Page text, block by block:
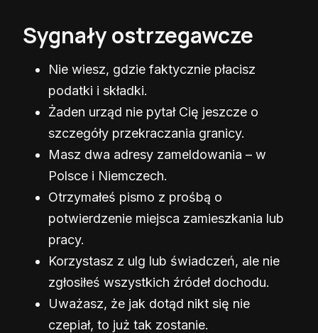
Sygnały ostrzegawcze
Nie wiesz, gdzie faktycznie płacisz
podatki i składki.
Żaden urząd nie pytał Cię jeszcze o
szczegóły przekraczania granicy.
Masz dwa adresy zameldowania – w
Polsce i Niemczech.
Otrzymałeś pismo z prośbą o
potwierdzenie miejsca zamieszkania lub
pracy.
Korzystasz z ulg lub świadczeń, ale nie
zgłosiłeś wszystkich źródeł dochodu.
Uważasz, że jak dotąd nikt się nie
czepiał, to już tak zostanie.